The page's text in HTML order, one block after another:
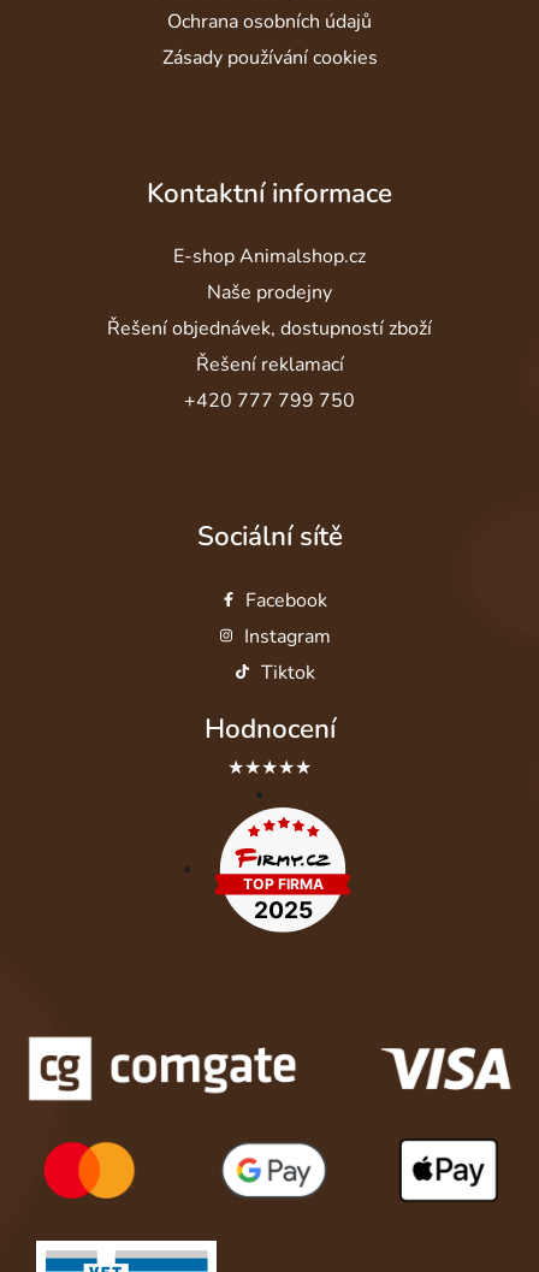
Ochrana osobních údajů
Zásady používání cookies
Kontaktní informace
E-shop Animalshop.cz
Naše prodejny
Řešení objednávek, dostupností zboží
Řešení reklamací
+420 777 799 750
Sociální sítě
Facebook
Instagram
Tiktok
Hodnocení
★★★★★